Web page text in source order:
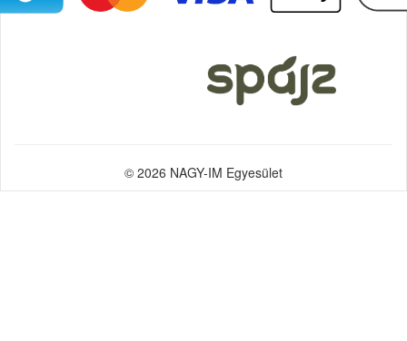
© 2026 NAGY-IM Egyesület